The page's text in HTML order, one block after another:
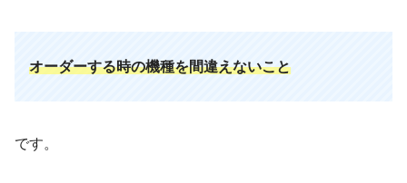
オーダーする時の機種を間違えないこと
です。